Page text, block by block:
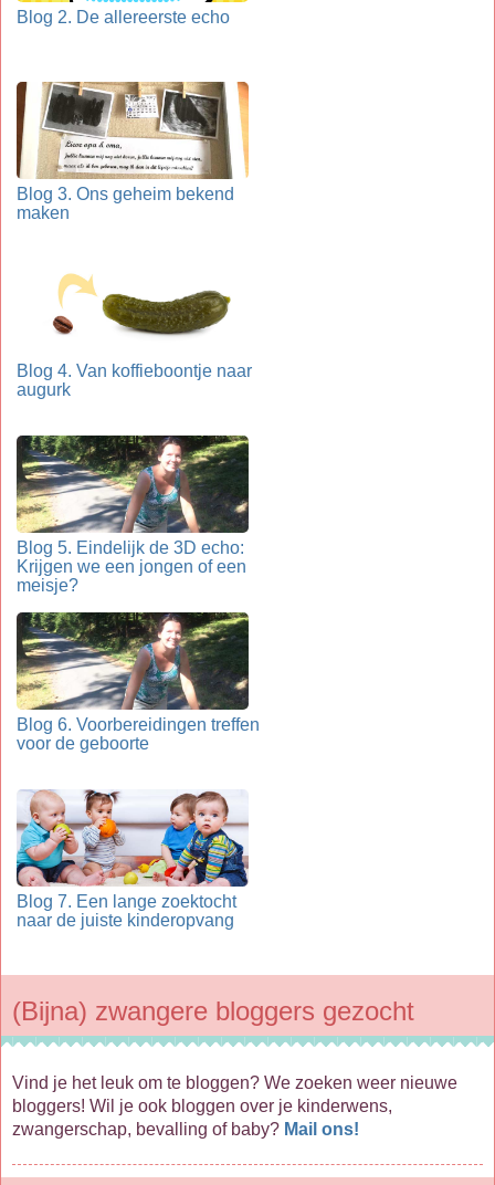
Blog 2. De allereerste echo
Blog 3. Ons geheim bekend
maken
Blog 4. Van koffieboontje naar
augurk
Blog 5. Eindelijk de 3D echo:
Krijgen we een jongen of een
meisje?
Blog 6. Voorbereidingen treffen
voor de geboorte
Blog 7. Een lange zoektocht
naar de juiste kinderopvang
(Bijna) zwangere bloggers gezocht
Vind je het leuk om te bloggen? We zoeken weer nieuwe
bloggers! Wil je ook bloggen over je kinderwens,
zwangerschap, bevalling of baby? Mail ons!